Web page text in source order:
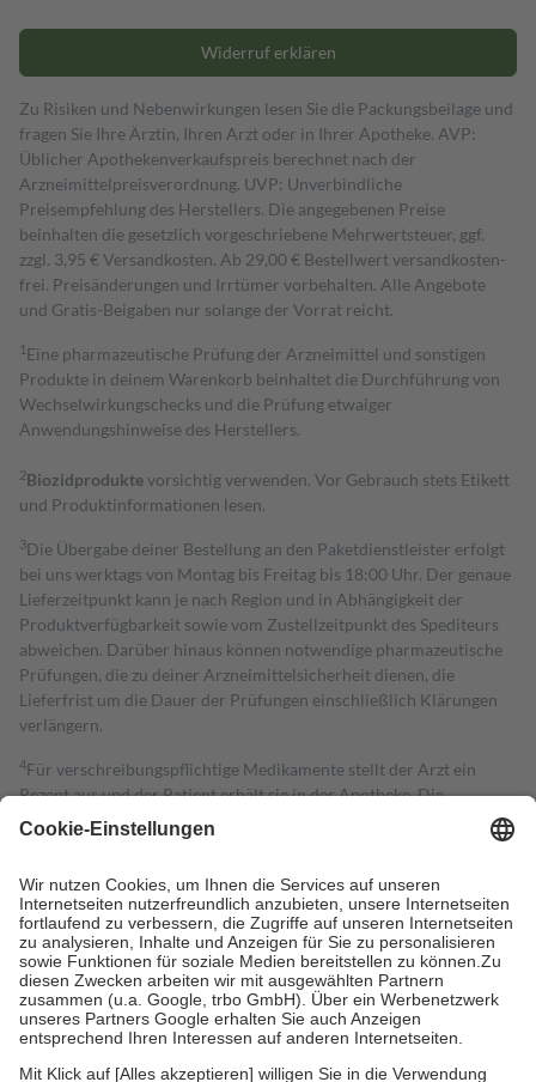
Widerruf erklären
Zu Risiken und Nebenwirkungen lesen Sie die Packungsbeilage und
fragen Sie Ihre Ärztin, Ihren Arzt oder in Ihrer Apotheke. AVP:
Üblicher Apothekenverkaufspreis berechnet nach der
Arzneimittelpreisverordnung. UVP: Unverbindliche
Preisempfehlung des Herstellers. Die angegebenen Preise
beinhalten die gesetzlich vorgeschriebene Mehrwertsteuer, ggf.
zzgl. 3,95 € Versandkosten. Ab 29,00 € Bestell­wert versand­kosten­
frei. Preisänderungen und Irrtümer vorbehalten. Alle Angebote
und Gratis-Beigaben nur solange der Vorrat reicht.
1 Eine pharmazeutische Prüfung der Arzneimittel und sonstigen
Produkte in deinem Warenkorb beinhaltet die Durchführung von
Wechselwirkungschecks und die Prüfung etwaiger
Anwendungshinweise des Herstellers.
2Biozidproduktevorsichtig verwenden. Vor Gebrauch stets Etikett
und Produktinformationen lesen.
3Die Übergabe deiner Bestellung an den Paketdienstleister erfolgt
bei uns werktags von Montag bis Freitag bis 18:00 Uhr. Der genaue
Lieferzeitpunkt kann je nach Region und in Abhängigkeit der
Produktverfügbarkeit sowie vom Zustellzeitpunkt des Spediteurs
abweichen. Darüber hinaus können notwendige pharmazeutische
Prüfungen, die zu deiner Arzneimittelsicherheit dienen, die
Lieferfrist um die Dauer der Prüfungen einschließlich Klärungen
verlängern.
4Für verschreibungspflichtige Medikamente stellt der Arzt ein
Rezept aus und der Patient erhält sie in der Apotheke. Die
gesetzliche Krankenversicherung übernimmt in der Regel die
Kosten dafür, der Versicherte trägt einen Teil davon als Zuzahlung
Grundsätzlich leisten Mitglieder Zuzahlungen in Höhe von zehn
Prozent des Abgabepreises,mindestens jedochfünf Euround
höchstens zehn Euro.Es sind jedoch nie mehr als die tatsächlichen
Kosten der Leistung zu entrichten.
Diese Regeln gelten grundsätzlich auch für Online-Apotheken.
Bei Heilmitteln und häuslicher Krankenpflege beträgt die
Zuzahlung zehn Prozent der Kosten sowie zehn Euro je
Verordnung.